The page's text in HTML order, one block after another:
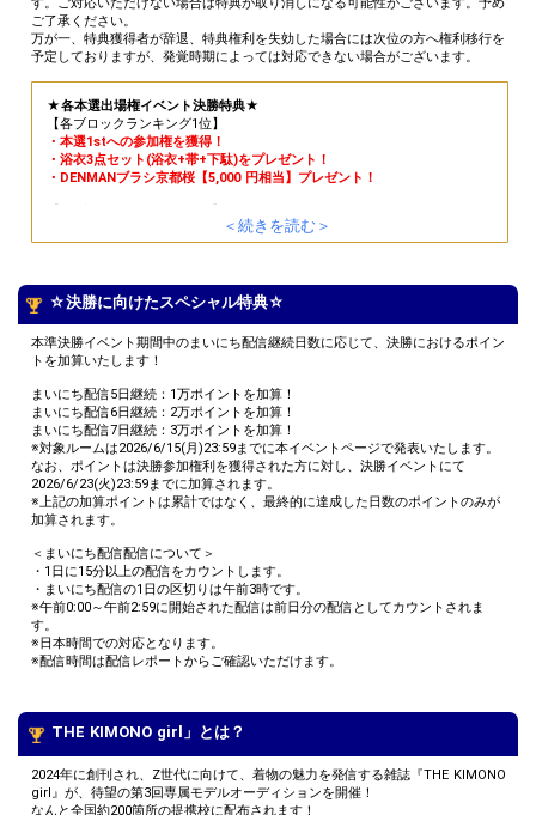
ご了承ください。
万が一、特典獲得者が辞退、特典権利を失効した場合には次位の方へ権利移行を
予定しておりますが、発覚時期によっては対応できない場合がございます。
＜続きを読む＞
★各本選出場権イベント決勝特典★
【各ブロックランキング1位】
・本選1stへの参加権を獲得！
・浴衣3点セット(浴衣+帯+下駄)をプレゼント！
・DENMANブラシ京都桜【5,000 円相当】プレゼント！
・クレイツ9012イオンストレートアイロン【ヘアアイロン】プレゼント！
・本選1stへの参加権を獲得！
・クレイツマカロンカール32mm(ヘアアイロン)をプレゼント！
【各ブロックランキング4〜10位】
・本選1stへの参加権を獲得！
【30万ポイント達成者全員】
・オリジナルアバター制作権獲得！
【オリジナルギフト「紫陽花の髪飾り(100G)」ランキング各ブロック1位】
・浴衣2点セット(浴衣+帯)をプレゼント！
【オリジナルギフト「着物クマ(10,00G)→(10,000G)(2026/6/26(金)21:30修
正)」ランキング各ブロック1位】
☆決勝に向けたスペシャル特典☆
本準決勝イベント期間中のまいにち配信継続日数に応じて、決勝におけるポイン
トを加算いたします！
まいにち配信5日継続：1万ポイントを加算！
まいにち配信6日継続：2万ポイントを加算！
まいにち配信7日継続：3万ポイントを加算！
※対象ルームは2026/6/15(月)23:59までに本イベントページで発表いたします。
なお、ポイントは決勝参加権利を獲得された方に対し、決勝イベントにて
2026/6/23(火)23:59までに加算されます。
※上記の加算ポイントは累計ではなく、最終的に達成した日数のポイントのみが
加算されます。
＜まいにち配信配信について＞
・1日に15分以上の配信をカウントします。
・まいにち配信の1日の区切りは午前3時です。
※午前0:00～午前2:59に開始された配信は前日分の配信としてカウントされま
す。
※日本時間での対応となります。
※配信時間は配信レポートからご確認いただけます。
THE KIMONO girl」とは？
2024年に創刊され、Z世代に向けて、着物の魅力を発信する雑誌『THE KIMONO
girl』が、待望の第3回専属モデルオーディションを開催！
なんと全国約200箇所の提携校に配布されます！